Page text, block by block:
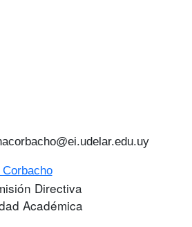
Corbacho
Directiva
Académica